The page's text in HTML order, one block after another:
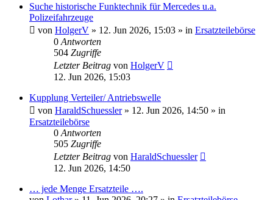
Suche historische Funktechnik für Mercedes u.a.
Polizeifahrzeuge
von HolgerV » 12. Jun 2026, 15:03 » in Ersatzteilebörse
0 Antworten
504 Zugriffe
Letzter Beitrag von HolgerV
12. Jun 2026, 15:03
Kupplung Verteiler/ Antriebswelle
von HaraldSchuessler» 12. Jun 2026, 14:50 » in
Ersatzteilebörse
0 Antworten
505 Zugriffe
Letzter Beitrag von HaraldSchuessler
12. Jun 2026, 14:50
… jede Menge Ersatzteile ….